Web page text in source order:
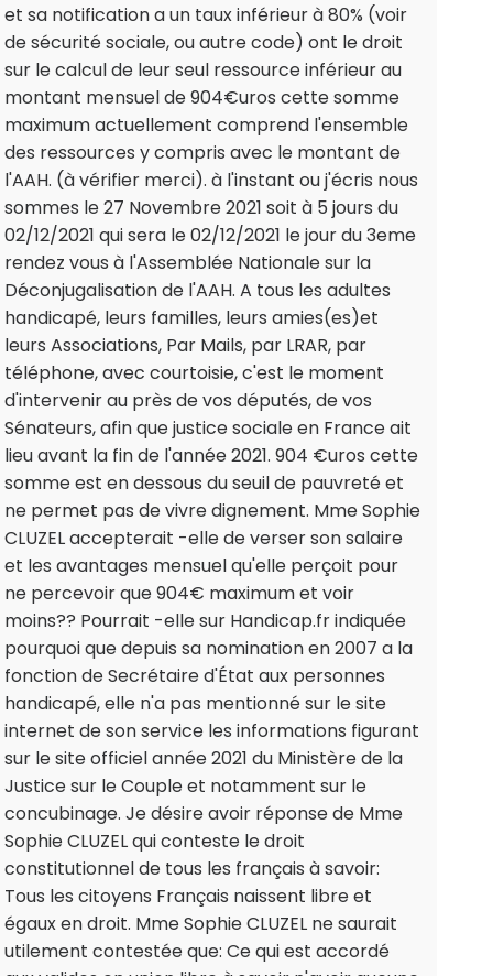
et sa notification a un taux inférieur à 80% (voir
de sécurité sociale, ou autre code) ont le droit
sur le calcul de leur seul ressource inférieur au
montant mensuel de 904€uros cette somme
maximum actuellement comprend l'ensemble
des ressources y compris avec le montant de
l'AAH. (à vérifier merci). à l'instant ou j'écris nous
sommes le 27 Novembre 2021 soit à 5 jours du
02/12/2021 qui sera le 02/12/2021 le jour du 3eme
rendez vous à l'Assemblée Nationale sur la
Déconjugalisation de l'AAH. A tous les adultes
handicapé, leurs familles, leurs amies(es)et
leurs Associations, Par Mails, par LRAR, par
téléphone, avec courtoisie, c'est le moment
d'intervenir au près de vos députés, de vos
Sénateurs, afin que justice sociale en France ait
lieu avant la fin de l'année 2021. 904 €uros cette
somme est en dessous du seuil de pauvreté et
ne permet pas de vivre dignement. Mme Sophie
CLUZEL accepterait -elle de verser son salaire
et les avantages mensuel qu'elle perçoit pour
ne percevoir que 904€ maximum et voir
moins?? Pourrait -elle sur Handicap.fr indiquée
pourquoi que depuis sa nomination en 2007 a la
fonction de Secrétaire d'État aux personnes
handicapé, elle n'a pas mentionné sur le site
internet de son service les informations figurant
sur le site officiel année 2021 du Ministère de la
Justice sur le Couple et notamment sur le
concubinage. Je désire avoir réponse de Mme
Sophie CLUZEL qui conteste le droit
constitutionnel de tous les français à savoir:
Tous les citoyens Français naissent libre et
égaux en droit. Mme Sophie CLUZEL ne saurait
utilement contestée que: Ce qui est accordé